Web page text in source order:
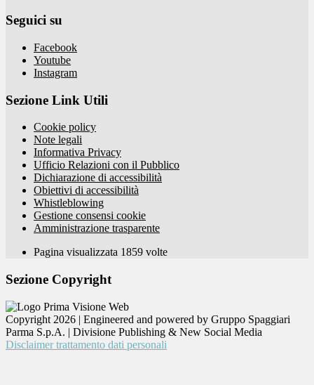
Seguici su
Facebook
Youtube
Instagram
Sezione Link Utili
Cookie policy
Note legali
Informativa Privacy
Ufficio Relazioni con il Pubblico
Dichiarazione di accessibilità
Obiettivi di accessibilità
Whistleblowing
Gestione consensi cookie
Amministrazione trasparente
Pagina visualizzata 1859 volte
Sezione Copyright
Copyright 2026 | Engineered and powered by Gruppo Spaggiari
Parma S.p.A. | Divisione Publishing & New Social Media
Disclaimer trattamento dati personali